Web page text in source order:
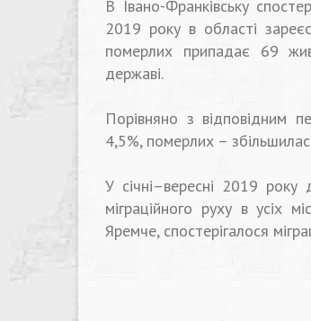
В Івано-Франківську
2019 року в області
померлих припадає 69
державі.
Порівняно з відповідним
4,5%, померлих –
У січні–вересні 2019
міграційного руху в усіх
Яремче, спостерігалося